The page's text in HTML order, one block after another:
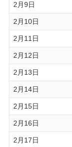
2月9日
2月10日
2月11日
2月12日
2月13日
2月14日
2月15日
2月16日
2月17日